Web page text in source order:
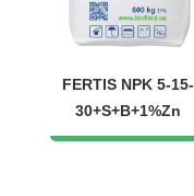
FERTIS NPK 5-15-
30+S+B+1%Zn